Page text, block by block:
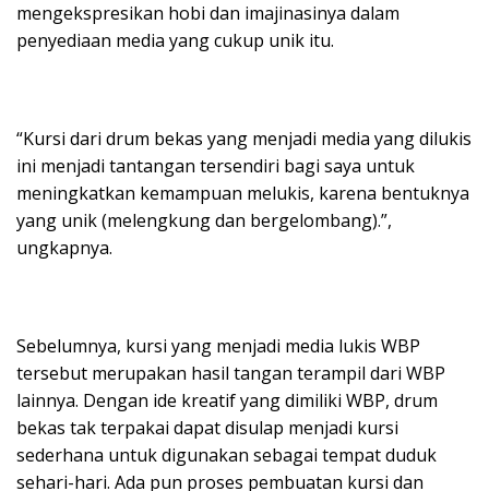
mengekspresikan hobi dan imajinasinya dalam
penyediaan media yang cukup unik itu.
“Kursi dari drum bekas yang menjadi media yang dilukis
ini menjadi tantangan tersendiri bagi saya untuk
meningkatkan kemampuan melukis, karena bentuknya
yang unik (melengkung dan bergelombang).”,
ungkapnya.
Sebelumnya, kursi yang menjadi media lukis WBP
tersebut merupakan hasil tangan terampil dari WBP
lainnya. Dengan ide kreatif yang dimiliki WBP, drum
bekas tak terpakai dapat disulap menjadi kursi
sederhana untuk digunakan sebagai tempat duduk
sehari-hari. Ada pun proses pembuatan kursi dan